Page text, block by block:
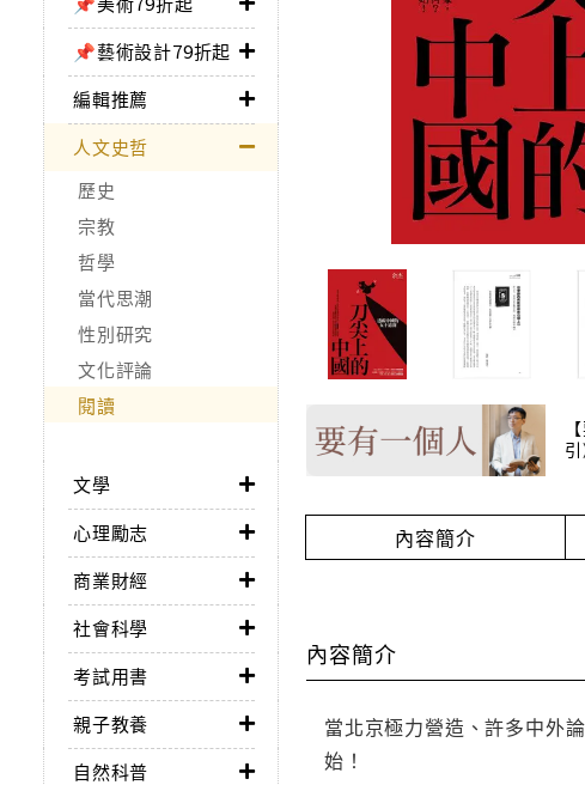
📌藝術設計79折起
編輯推薦
人文史哲
歷史
宗教
哲學
當代思潮
性別研究
文化評論
閱讀
文學
心理勵志
商業財經
社會科學
考試用書
親子教養
自然科普
內容簡介
內容簡介
當北京極力營造、許多中外
始！